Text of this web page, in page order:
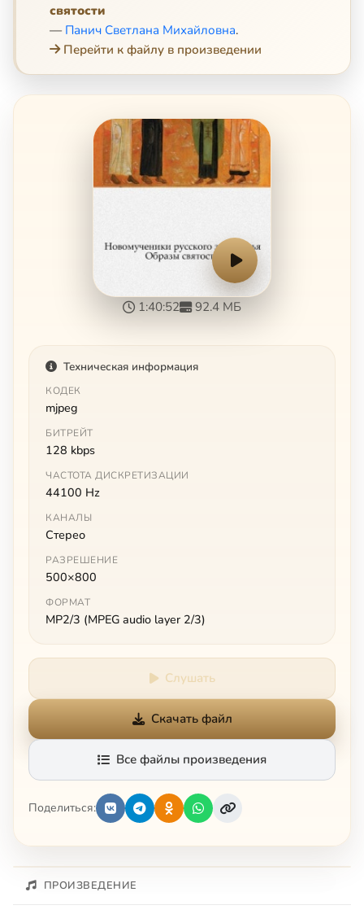
святости
— Панич Светлана Михайловна.
Перейти к файлу в произведении
1:40:52 92.4 МБ
Техническая информация
КОДЕК
mjpeg
БИТРЕЙТ
128 kbps
ЧАСТОТА ДИСКРЕТИЗАЦИИ
44100 Hz
КАНАЛЫ
Стерео
РАЗРЕШЕНИЕ
500×800
ФОРМАТ
MP2/3 (MPEG audio layer 2/3)
Слушать
Скачать файл
Все файлы произведения
Поделиться:
ПРОИЗВЕДЕНИЕ